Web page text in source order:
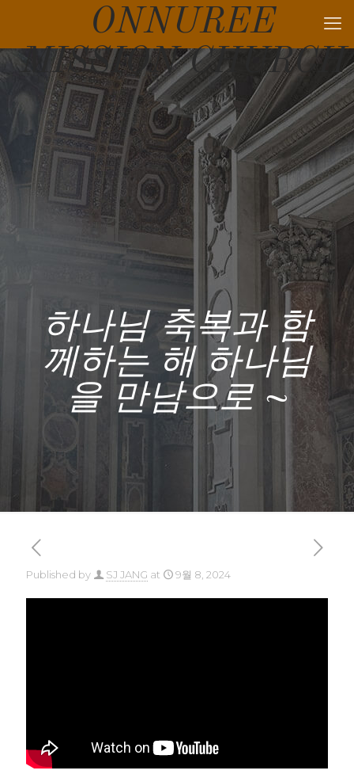
ONNUREE
MISSION CHURCH
하나님 축복과 함
께하는 해 하나님
을 만남으로 ~
Published by SJ JANG at 9월 8, 2024